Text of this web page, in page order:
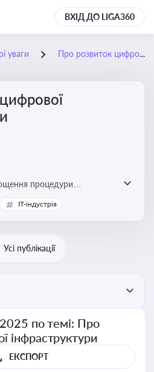
ВХІД ДО LIGA360
уваги Про розвиток цифрової інфраструктури
процедури
для розвитку цифрової
IT-індустрія
Усі публікації
по темі: Про
інфраструктури
ЕКСПОРТ